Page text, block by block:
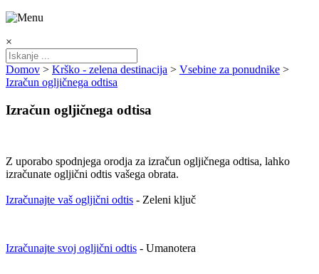
×
Domov > Krško - zelena destinacija > Vsebine za ponudnike >
Izračun ogljičnega odtisa
Izračun ogljičnega odtisa
Z uporabo spodnjega orodja za izračun ogljičnega odtisa, lahko
izračunate ogljični odtis vašega obrata.
Izračunajte vaš ogljični odtis - Zeleni ključ
Izračunajte svoj ogljični odtis - Umanotera